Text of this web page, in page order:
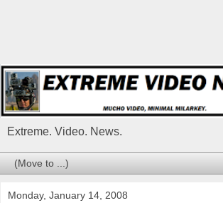
Extreme. Video. News.
Monday, January 14, 2008